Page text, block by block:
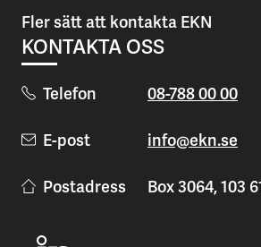
Fler sätt att kontakta EKN
KONTAKTA OSS
Telefon 08-788 00 00
E-post info@ekn.se
Postadress Box 3064, 103